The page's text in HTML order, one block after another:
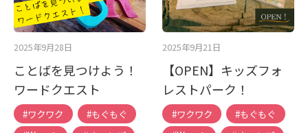
2025年9月28日
ことばを見つけよう！
ワードクエスト
#ワクワク
#もぐもぐ
2025年9月21日
【OPEN】キッズフォ
レストパーク！
#ワクワク
#もぐもぐ